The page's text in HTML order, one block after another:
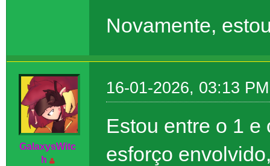
Novamente,
GaIaxysWitc
h
16-01-2026, 03:13 PM
Estou entre o 1 e
esforço